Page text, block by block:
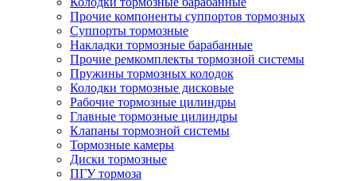
Прочие компоненты суппортов тормозных
Суппорты тормозные
Накладки тормозные барабанные
Прочие ремкомплекты тормозной системы
Пружины тормозных колодок
Колодки тормозные дисковые
Рабочие тормозные цилиндры
Главные тормозные цилиндры
Клапаны тормозной системы
Тормозные камеры
Диски тормозные
ПГУ тормоза